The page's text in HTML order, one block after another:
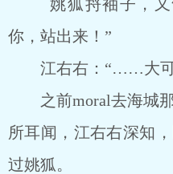
姚狐捋袖子，又
你，站出来！”
江右右：“……大可
之前moral去海城那
所耳闻，江右右深知
过姚狐。